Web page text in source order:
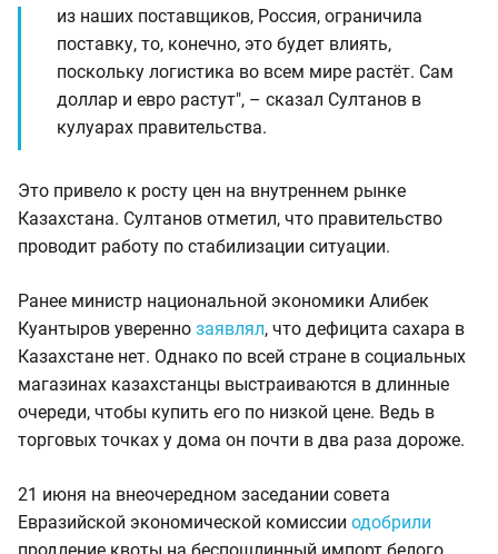
из наших поставщиков, Россия, ограничила
поставку, то, конечно, это будет влиять,
поскольку логистика во всем мире растёт. Сам
доллар и евро растут", – сказал Султанов в
кулуарах правительства.
Это привело к росту цен на внутреннем рынке
Казахстана. Султанов отметил, что правительство
проводит работу по стабилизации ситуации.
Ранее министр национальной экономики Алибек
Куантыров уверенно заявлял, что дефицита сахара в
Казахстане нет. Однако по всей стране в социальных
магазинах казахстанцы выстраиваются в длинные
очереди, чтобы купить его по низкой цене. Ведь в
торговых точках у дома он почти в два раза дороже.
21 июня на внеочередном заседании совета
Евразийской экономической комиссии одобрили